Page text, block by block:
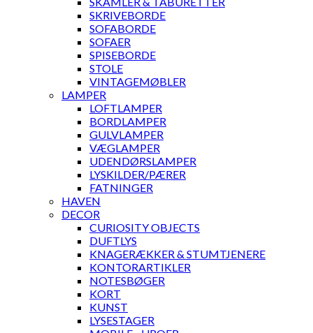
SKRIVEBORDE
SOFABORDE
SOFAER
SPISEBORDE
STOLE
VINTAGEMØBLER
LAMPER
LOFTLAMPER
BORDLAMPER
GULVLAMPER
VÆGLAMPER
UDENDØRSLAMPER
LYSKILDER/PÆRER
FATNINGER
HAVEN
DECOR
CURIOSITY OBJECTS
DUFTLYS
KNAGERÆKKER & STUMTJENERE
KONTORARTIKLER
NOTESBØGER
KORT
KUNST
LYSESTAGER